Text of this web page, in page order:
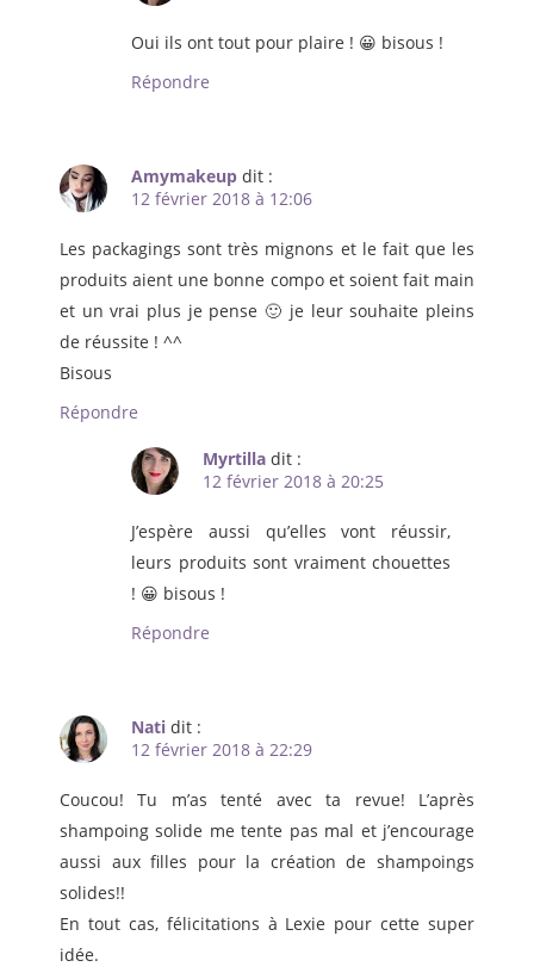
Oui ils ont tout pour plaire ! 😀 bisous !
Répondre
Amymakeup dit :
12 février 2018 à 12:06
Les packagings sont très mignons et le fait que les
produits aient une bonne compo et soient fait main
et un vrai plus je pense 🙂 je leur souhaite pleins
de réussite ! ^^
Bisous
Répondre
Myrtilla dit :
12 février 2018 à 20:25
J’espère aussi qu’elles vont réussir,
leurs produits sont vraiment chouettes
! 😀 bisous !
Répondre
Nati dit :
12 février 2018 à 22:29
Coucou! Tu m’as tenté avec ta revue! L’après
shampoing solide me tente pas mal et j’encourage
aussi aux filles pour la création de shampoings
solides!!
En tout cas, félicitations à Lexie pour cette super
idée.